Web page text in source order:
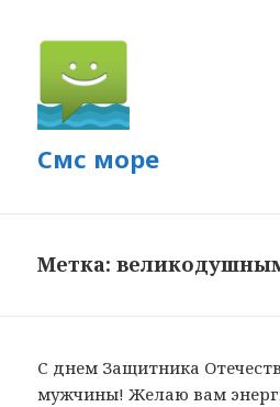
Смс море
Метка:
С днем Защитника
мужчины! Желаю вам